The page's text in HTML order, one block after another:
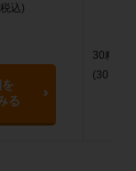
込)
る
30粒
(30日分)